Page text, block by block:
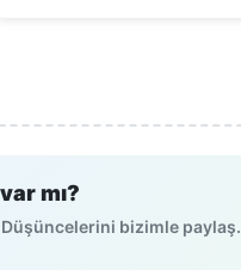
mı?
bizimle paylaş.